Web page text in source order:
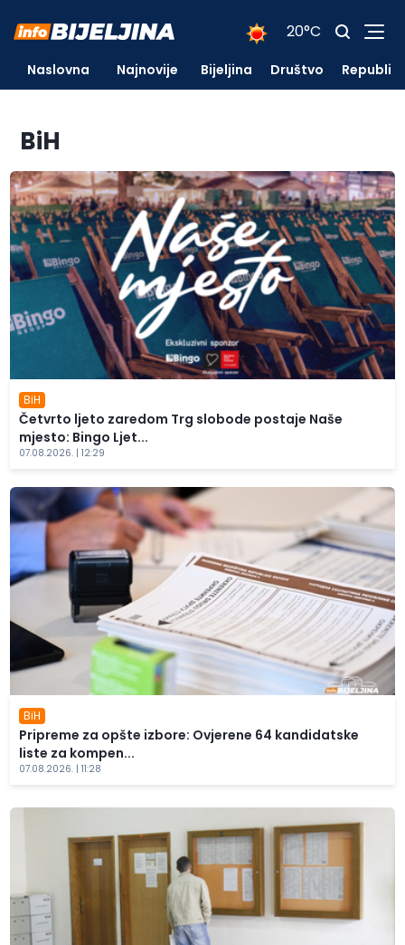
20°C
Naslovna Najnovije Bijeljina Društvo
BiH
BiH
Četvrto ljeto zaredom Trg slobode postaje Naše
mjesto: Bingo Ljet...
07.08.2026. | 12:29
BiH
Pripreme za opšte izbore: Ovjerene 64 kandidatske
liste za kompen...
07.08.2026. | 11:28